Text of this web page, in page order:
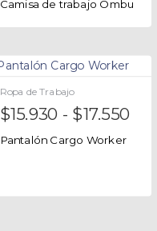
Camisa de trabajo Ombu
Ropa de Trabajo
$15.930 - $17.550
Pantalón Cargo Worker